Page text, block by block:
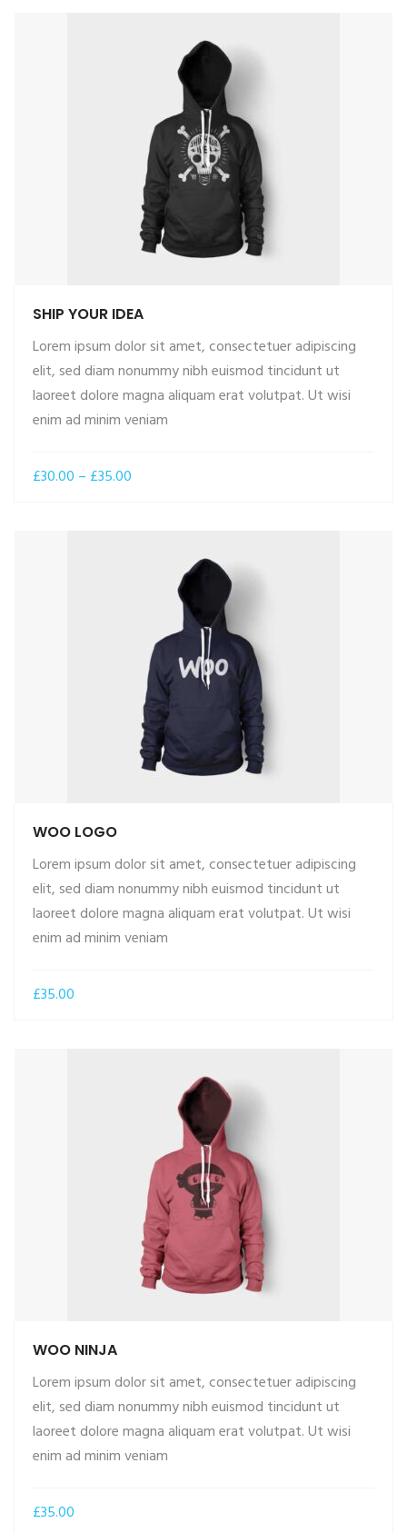
SHIP YOUR IDEA
Lorem ipsum dolor sit amet, consectetuer adipiscing
elit, sed diam nonummy nibh euismod tincidunt ut
laoreet dolore magna aliquam erat volutpat. Ut wisi
enim ad minim veniam
£30.00 – £35.00
ADD TO CART
WOO LOGO
Lorem ipsum dolor sit amet, consectetuer adipiscing
elit, sed diam nonummy nibh euismod tincidunt ut
laoreet dolore magna aliquam erat volutpat. Ut wisi
enim ad minim veniam
£35.00
ADD TO CART
WOO NINJA
Lorem ipsum dolor sit amet, consectetuer adipiscing
elit, sed diam nonummy nibh euismod tincidunt ut
laoreet dolore magna aliquam erat volutpat. Ut wisi
enim ad minim veniam
£35.00